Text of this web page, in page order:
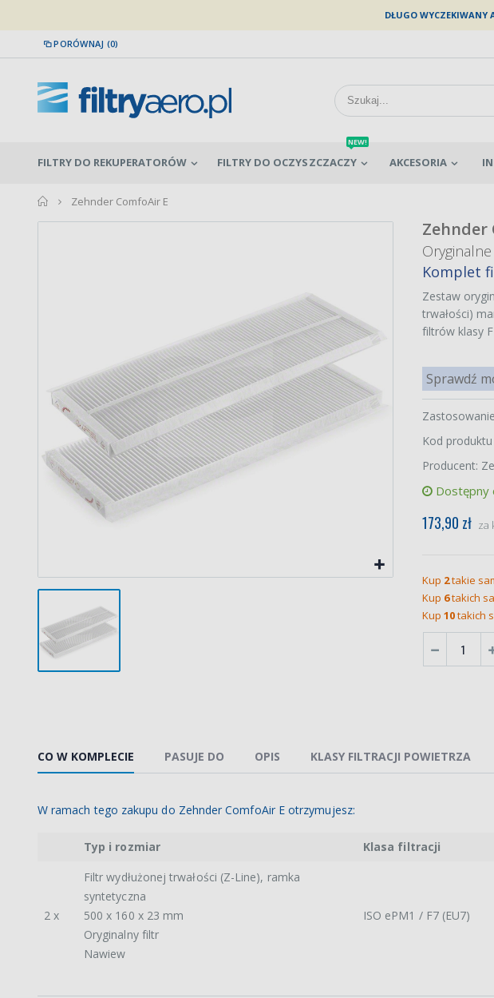
DŁUGO WYCZEKIWANY
PORÓWNAJ (0)
FILTRY DO REKUPERATORÓW FILTRY DO OCZYSZCZACZY
NEW!
AKCESORIA
home
Zehnder ComfoAir E
Zehnder
Komplet
Zestaw
trwałości)
filtrów klasy
Sprawdź
Kod
Producent:
Dostępny
173,90 zł za
Kup 2takie
Kup 6takich
Kup 10takich
CO W KOMPLECIE PASUJE DO OPIS KLASY FILTRACJI POWIETRZA
W ramach tego zakupu do Zehnder ComfoAir E otrzymujesz:
Typ i rozmiar Klasa filtracji
2 x
Filtr wydłużonej trwałości (Z-Line), ramka
syntetyczna
500 x 160 x 23 mm
Oryginalny filtr
Nawiew
ISO ePM1 / F7 (EU7)